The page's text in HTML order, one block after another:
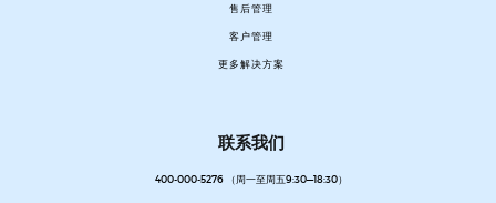
售后管理
客户管理
更多解决方案
联系我们
400-000-5276 （周一至周五9:30—18:30）